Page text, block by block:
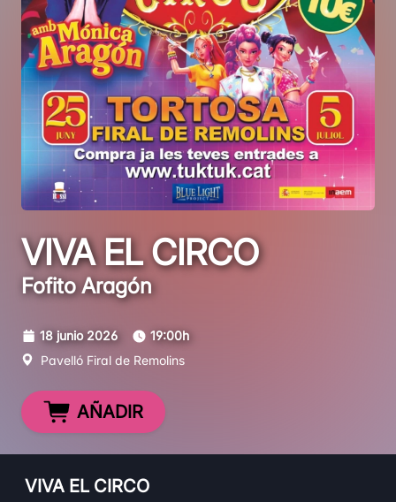
VIVA EL CIRCO
Fofito Aragón
18 junio 2026
19:00h
Pavelló Firal de Remolins
AÑADIR
VIVA EL CIRCO